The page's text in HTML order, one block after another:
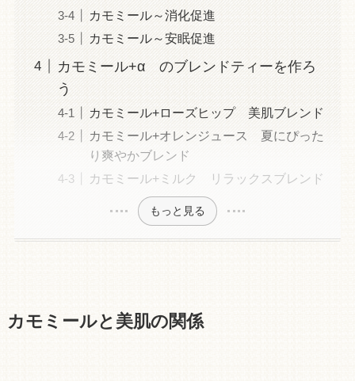
カモミール～消化促進
カモミール～安眠促進
カモミール+α のブレンドティーを作ろ
う
カモミール+ローズヒップ 美肌ブレンド
カモミール+オレンジュース 夏にぴった
り爽やかブレンド
カモミール+ミルク リラックスブレンド
もっと見る
カモミールと美肌の関係